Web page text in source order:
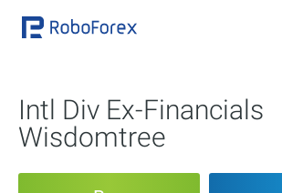
Intl Div Ex-Financials
Wisdomtree